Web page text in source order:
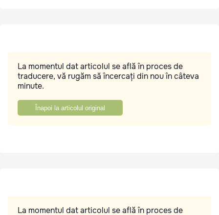
La momentul dat articolul se află în proces de
traducere, vă rugăm să încercați din nou în câteva
minute.
Înapoi la articolul original
La momentul dat articolul se află în proces de